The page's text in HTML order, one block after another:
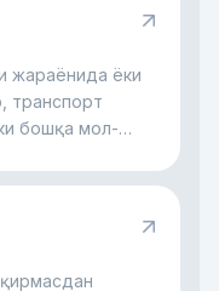
жараёнида ёки
транспорт
бошқа мол-